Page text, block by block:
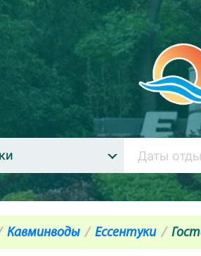
Кавминводы Ессентуки